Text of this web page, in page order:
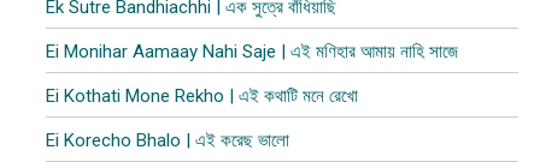
Ek Sutre Bandhiachhi | এক সুত্রে বাঁধিয়াছি
Ei Monihar Aamaay Nahi Saje | এই মণিহার আমায় নাহি সাজে
Ei Kothati Mone Rekho | এই কথাটি মনে রেখো
Ei Korecho Bhalo | এই করেছ ভালো